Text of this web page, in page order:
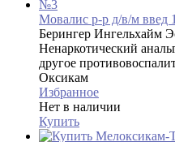
Мовалис р-р д/в/м
Берингер Ингельхайм
Ненаркотический
другое
Оксикам
Избранное
Нет в наличии
Купить